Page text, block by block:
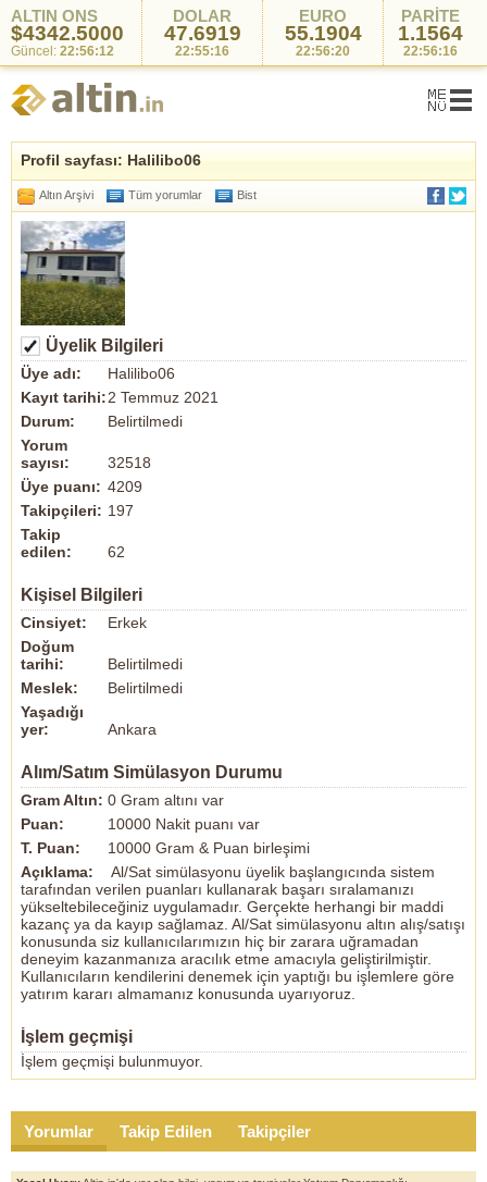
ALTIN ONS
$4342.5000
Güncel: 22:56:12
DOLAR
47.6919
22:55:16
EURO
55.1904
22:56:20
PARİTE
1.1564
22:56:16
Profil sayfası: Halilibo06
Altın Arşivi Tüm yorumlar Bist
Üyelik Bilgileri
Üye adı:
Halilibo06
Kayıt tarihi:2 Temmuz 2021
Durum:
Belirtilmedi
Yorum
sayısı:
32518
Üye puanı: 4209
Takipçileri: 197
Takip
edilen:
62
Kişisel Bilgileri
Cinsiyet:
Erkek
Doğum
tarihi:
Belirtilmedi
Meslek:
Belirtilmedi
Yaşadığı
yer:
Ankara
Alım/Satım Simülasyon Durumu
Gram Altın: 0 Gram altını var
Puan:
10000 Nakit puanı var
T. Puan:
10000 Gram & Puan birleşimi
Açıklama:
Al/Sat simülasyonu üyelik başlangıcında sistem
tarafından verilen puanları kullanarak başarı sıralamanızı
yükseltebileceğiniz uygulamadır. Gerçekte herhangi bir maddi
kazanç ya da kayıp sağlamaz. Al/Sat simülasyonu altın alış/satışı
konusunda siz kullanıcılarımızın hiç bir zarara uğramadan
deneyim kazanmanıza aracılık etme amacıyla geliştirilmiştir.
Kullanıcıların kendilerini denemek için yaptığı bu işlemlere göre
yatırım kararı almamanız konusunda uyarıyoruz.
İşlem geçmişi
İşlem geçmişi bulunmuyor.
Yorumlar Takip Edilen Takipçiler